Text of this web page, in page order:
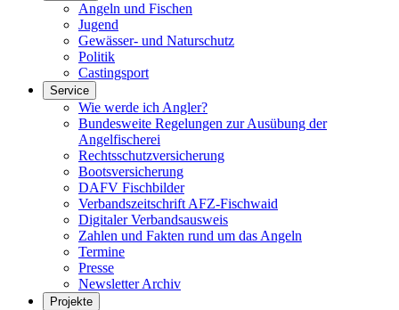
Angeln und Fischen
Jugend
Gewässer- und Naturschutz
Politik
Castingsport
Service
Wie werde ich Angler?
Bundesweite Regelungen zur Ausübung der
Angelfischerei
Rechtsschutzversicherung
Bootsversicherung
DAFV Fischbilder
Verbandszeitschrift AFZ-Fischwaid
Digitaler Verbandsausweis
Zahlen und Fakten rund um das Angeln
Termine
Presse
Newsletter Archiv
Projekte